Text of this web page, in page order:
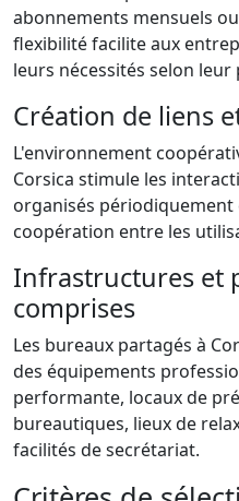
abonnements mensuels
flexibilité facilite aux
leurs nécessités selon leur
Création de liens
L'environnement
Corsica stimule les
organisés
coopération entre les
Infrastructures et
comprises
Les bureaux partagés à
des équipements
performante, locaux de
bureautiques, lieux de
facilités de secrétariat.